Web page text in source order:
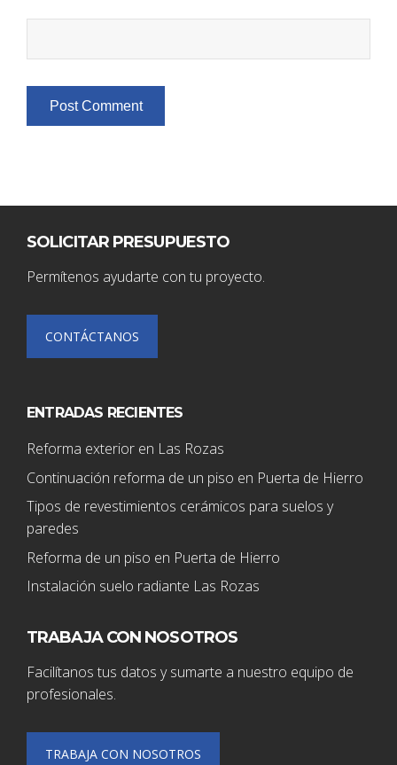
SOLICITAR PRESUPUESTO
Permítenos ayudarte con tu proyecto.
CONTÁCTANOS
ENTRADAS RECIENTES
Reforma exterior en Las Rozas
Continuación reforma de un piso en Puerta de Hierro
Tipos de revestimientos cerámicos para suelos y
paredes
Reforma de un piso en Puerta de Hierro
Instalación suelo radiante Las Rozas
TRABAJA CON NOSOTROS
Facilítanos tus datos y sumarte a nuestro equipo de
profesionales.
TRABAJA CON NOSOTROS